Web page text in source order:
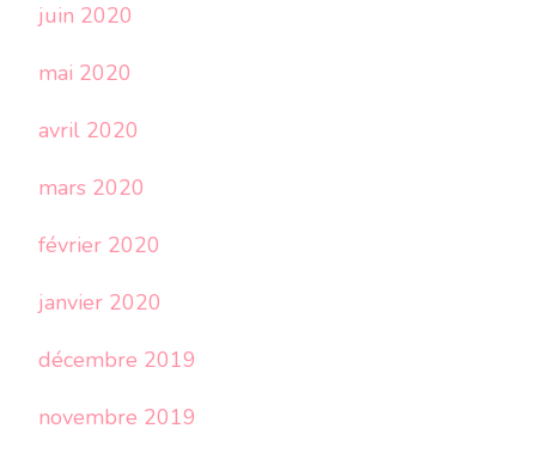
juin 2020
mai 2020
avril 2020
mars 2020
février 2020
janvier 2020
décembre 2019
novembre 2019